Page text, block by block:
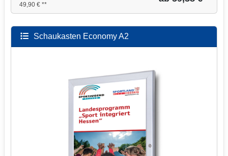
49,90 € **
Schaukasten Economy A2